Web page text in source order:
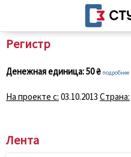
Регистр
Денежная единица:50 ₴ подробнее
На проекте с: 03.10.2013 Страна:
Лента